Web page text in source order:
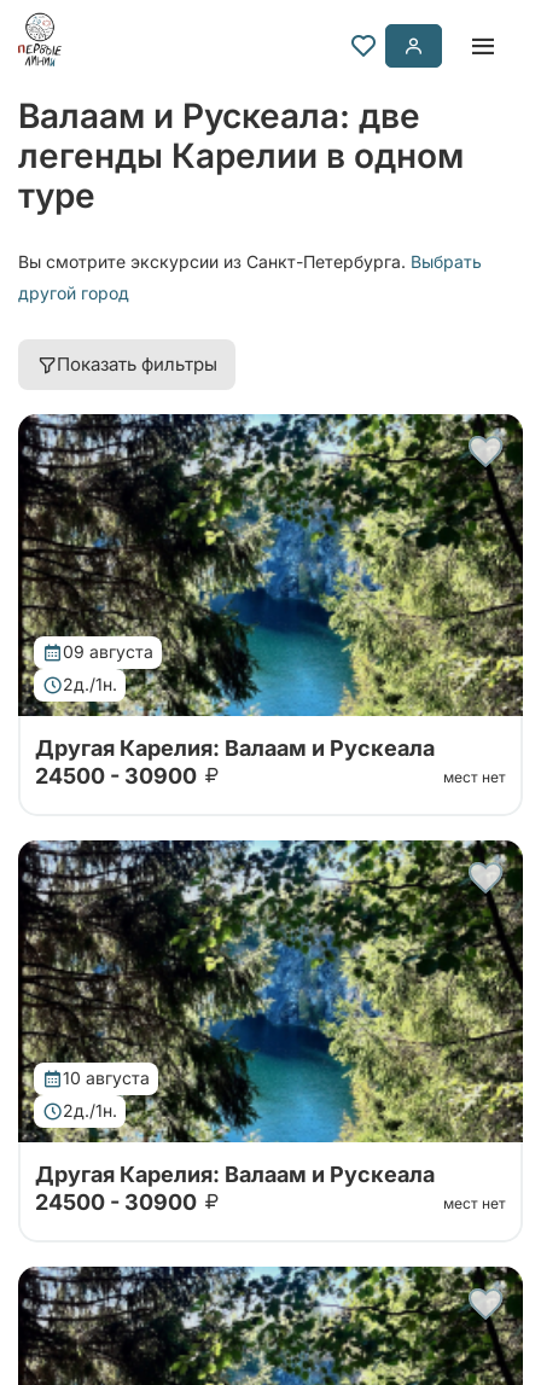
Валаам и Рускеала: две
легенды Карелии в одном
туре
Вы смотрите экскурсии из Санкт-Петербурга. Выбрать
другой город
Показать фильтры
09 августа
2д./1н.
Тур от наших проверенных партнеров. Путешествие
на Валаам, в горный парк Рускеала, к водопадам
Ахвенкоски. Ретропоезд, карельское чаепитие за 2
дня на автобусе.
Другая Карелия: Валаам и Рускеала
24500 - 30900
мест нет
10 августа
2д./1н.
Тур от наших проверенных партнеров. Путешествие
на Валаам, в горный парк Рускеала, к водопадам
Ахвенкоски. Ретропоезд, карельское чаепитие за 2
дня на автобусе.
Другая Карелия: Валаам и Рускеала
24500 - 30900
мест нет